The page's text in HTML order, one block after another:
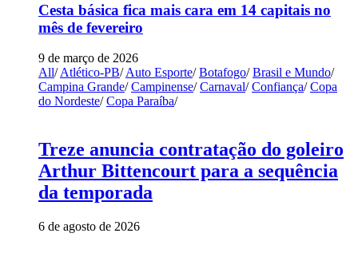
Cesta básica fica mais cara em 14 capitais no
mês de fevereiro
9 de março de 2026
All/ Atlético-PB/ Auto Esporte/ Botafogo/ Brasil e Mundo/
Campina Grande/ Campinense/ Carnaval/ Confiança/ Copa
do Nordeste/ Copa Paraíba/
Treze anuncia contratação do goleiro
Arthur Bittencourt para a sequência
da temporada
6 de agosto de 2026